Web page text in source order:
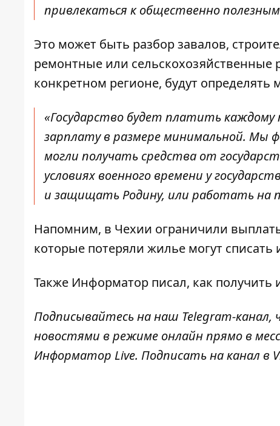
привлекаться к общественно
Это может быть разбор завалов,
ремонтные или
конкретном регионе, будут определять
«Государство будет платить
зарплату в размере минимальной. Мы
могли получать средства от
условиях военного времени у
и защищать Родину, или работать на
Напомним, в Чехии ограничили
которые потеряли жилье могут списать
Также Информатор писал, как получить
Подписывайтесь на наш Telegram-канал,
новостями в режиме онлайн прямо в
Информатор Live. Подписать на канал в